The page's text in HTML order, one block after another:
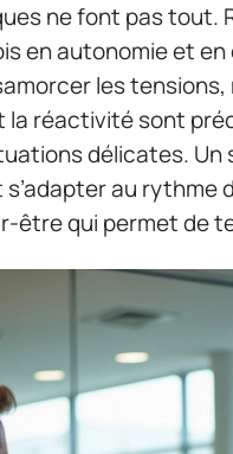
ne font pas tout.
en autonomie et
les
réactivité sont
délicates.
au rythme
être qui permet de